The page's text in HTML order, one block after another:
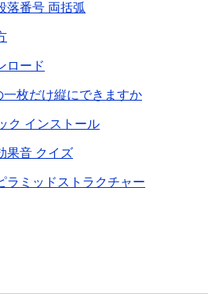
落番号 両括弧
ロード
枚だけ縦にできますか
ク インストール
果音 クイズ
ラミッドストラクチャー